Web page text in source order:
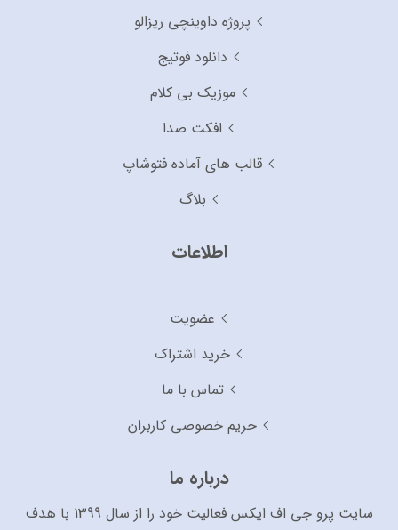
پروژه داوینچی ریزالو
دانلود فوتیج
موزیک بی کلام
افکت صدا
قالب های آماده فتوشاپ
بلاگ
اطلاعات
عضویت
خرید اشتراک
تماس با ما
حریم خصوصی کاربران
درباره ما
سایت پرو جی اف ایکس فعالیت خود را از سال 1399 با هدف